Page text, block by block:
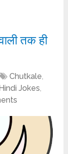
तक ही
Chutkale,
Jokes,